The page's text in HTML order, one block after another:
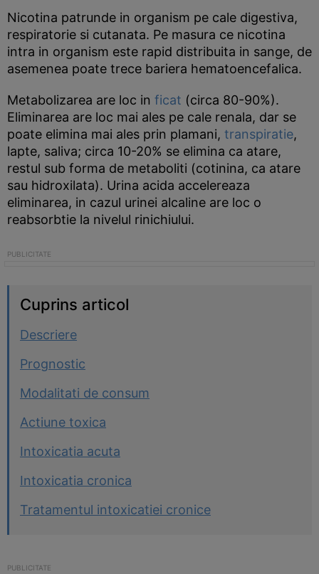
Nicotina patrunde in organism pe cale digestiva,
respiratorie si cutanata. Pe masura ce nicotina
intra in organism este rapid distribuita in sange, de
asemenea poate trece bariera hematoencefalica.
Metabolizarea are loc in ficat (circa 80-90%).
Eliminarea are loc mai ales pe cale renala, dar se
poate elimina mai ales prin plamani, transpiratie,
lapte, saliva; circa 10-20% se elimina ca atare,
restul sub forma de metaboliti (cotinina, ca atare
sau hidroxilata). Urina acida accelereaza
eliminarea, in cazul urinei alcaline are loc o
reabsorbtie la nivelul rinichiului.
Cuprins articol
Descriere
Prognostic
Modalitati de consum
Actiune toxica
Intoxicatia acuta
Intoxicatia cronica
Tratamentul intoxicatiei cronice